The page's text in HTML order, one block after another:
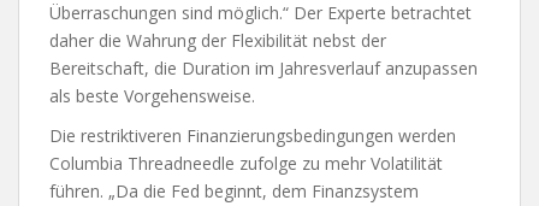
Überraschungen sind möglich.“ Der Experte betrachtet
daher die Wahrung der Flexibilität nebst der
Bereitschaft, die Duration im Jahresverlauf anzupassen
als beste Vorgehensweise.
Die restriktiveren Finanzierungsbedingungen werden
Columbia Threadneedle zufolge zu mehr Volatilität
führen. „Da die Fed beginnt, dem Finanzsystem